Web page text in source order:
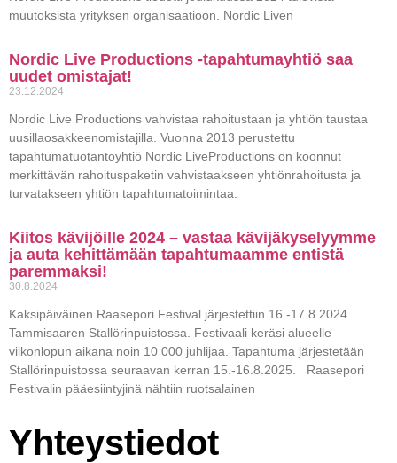
muutoksista yrityksen organisaatioon. Nordic Liven
Nordic Live Productions -tapahtumayhtiö saa
uudet omistajat!
23.12.2024
Nordic Live Productions vahvistaa rahoitustaan ja yhtiön taustaa
uusillaosakkeenomistajilla. Vuonna 2013 perustettu
tapahtumatuotantoyhtiö Nordic LiveProductions on koonnut
merkittävän rahoituspaketin vahvistaakseen yhtiönrahoitusta ja
turvatakseen yhtiön tapahtumatoimintaa.
Kiitos kävijöille 2024 – vastaa kävijäkyselyymme
ja auta kehittämään tapahtumaamme entistä
paremmaksi!
30.8.2024
Kaksipäiväinen Raasepori Festival järjestettiin 16.-17.8.2024
Tammisaaren Stallörinpuistossa. Festivaali keräsi alueelle
viikonlopun aikana noin 10 000 juhlijaa. Tapahtuma järjestetään
Stallörinpuistossa seuraavan kerran 15.-16.8.2025. Raasepori
Festivalin pääesiintyjinä nähtiin ruotsalainen
Yhteystiedot